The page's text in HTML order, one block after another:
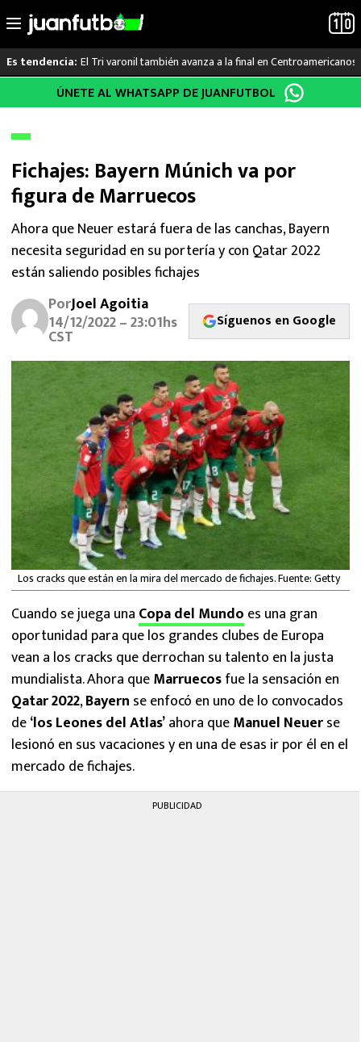
al
Es tendencia: El Tri varonil también avanza a la final en Centroamericanos
LO ÚLTIMO
LIGA MX
RAYADOS
PUMAS
ATLANTE
SELECCIÓN MEXICANA
FUTBOL INTERNACIONAL
MEXICANOS EN EL EXTRANJERO
FUTBOL ESTUFA
FÓRMULA 1
LIGA MX
NFL
ÚNETE AL WHATSAPP DE JUANFUTBOL
Fichajes: Bayern Múnich va por
figura de Marruecos
Ahora que Neuer estará fuera de las canchas, Bayern
necesita seguridad en su portería y con Qatar 2022
están saliendo posibles fichajes
PorJoel Agoitia
14/12/2022 – 23:01hs
CST
Síguenos en Google
Los cracks que están en la mira del mercado de fichajes. Fuente: Getty
Cuando se juega una Copa del Mundo es una gran
oportunidad para que los grandes clubes de Europa
vean a los cracks que derrochan su talento en la justa
mundialista. Ahora queMarruecosfue la sensación en
Qatar 2022,Bayern se enfocó en uno de lo convocados
de‘los Leones del Atlas’ahora queManuel Neuerse
lesionó en sus vacaciones y en una de esas ir por él en el
mercado de fichajes.
PUBLICIDAD